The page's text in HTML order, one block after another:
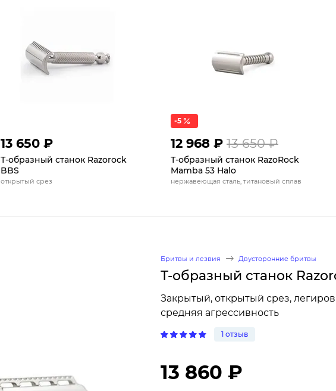
13 650 ₽
Т-образный станок Razorock
BBS
открытый срез
-5
12 968 ₽ 13 650 ₽
Т-образный станок RazoRock
Mamba 53 Halo
нержавеющая сталь, титановый сплав
Бритвы и лезвия Двусторонние бритвы
Т-образный станок
Закрытый, открытый срез,
средняя агрессивность
1 отзыв
13 860 ₽